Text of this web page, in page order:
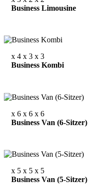
Business Limousine
x 4 x 3 x 3
Business Kombi
x 6 x 6 x 6
Business Van (6-Sitzer)
x 5 x 5 x 5
Business Van (5-Sitzer)